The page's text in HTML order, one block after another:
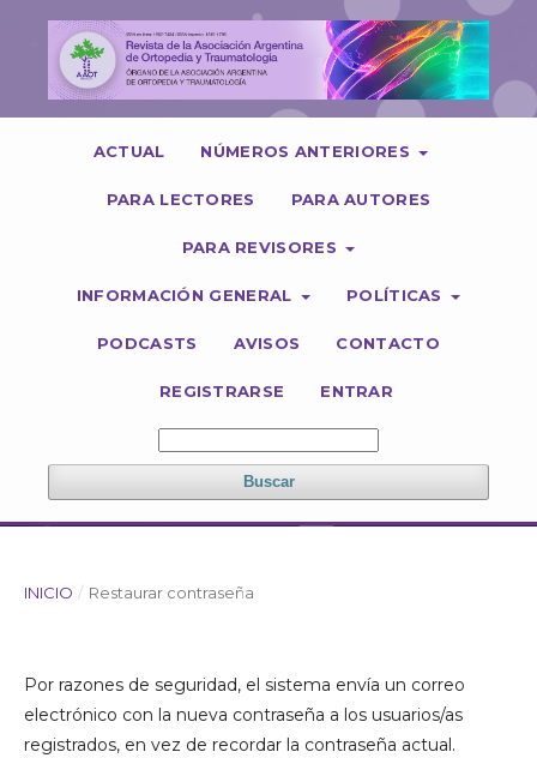
ACTUAL NÚMEROS ANTERIORES
PARA LECTORES PARA AUTORES
PARA REVISORES
INFORMACIÓN GENERAL POLÍTICAS
PODCASTS AVISOS CONTACTO
REGISTRARSE ENTRAR
Buscar
INICIO / Restaurar contraseña
Por razones de seguridad, el sistema envía un correo
electrónico con la nueva contraseña a los usuarios/as
registrados, en vez de recordar la contraseña actual.